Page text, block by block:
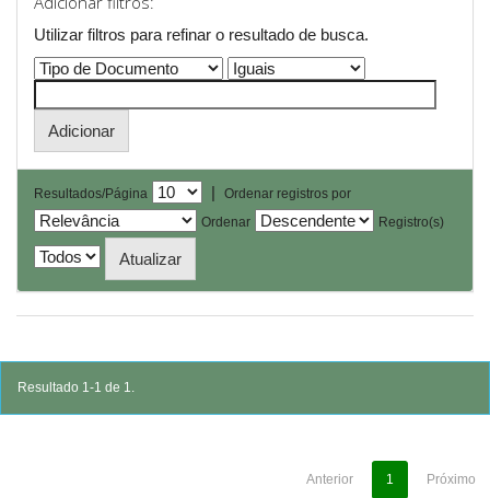
Utilizar filtros para refinar o resultado de busca.
Resultados/Página |
Ordenar registros por
Ordenar
Registro(s)
Resultado 1-1 de 1.
Anterior 1 Próximo